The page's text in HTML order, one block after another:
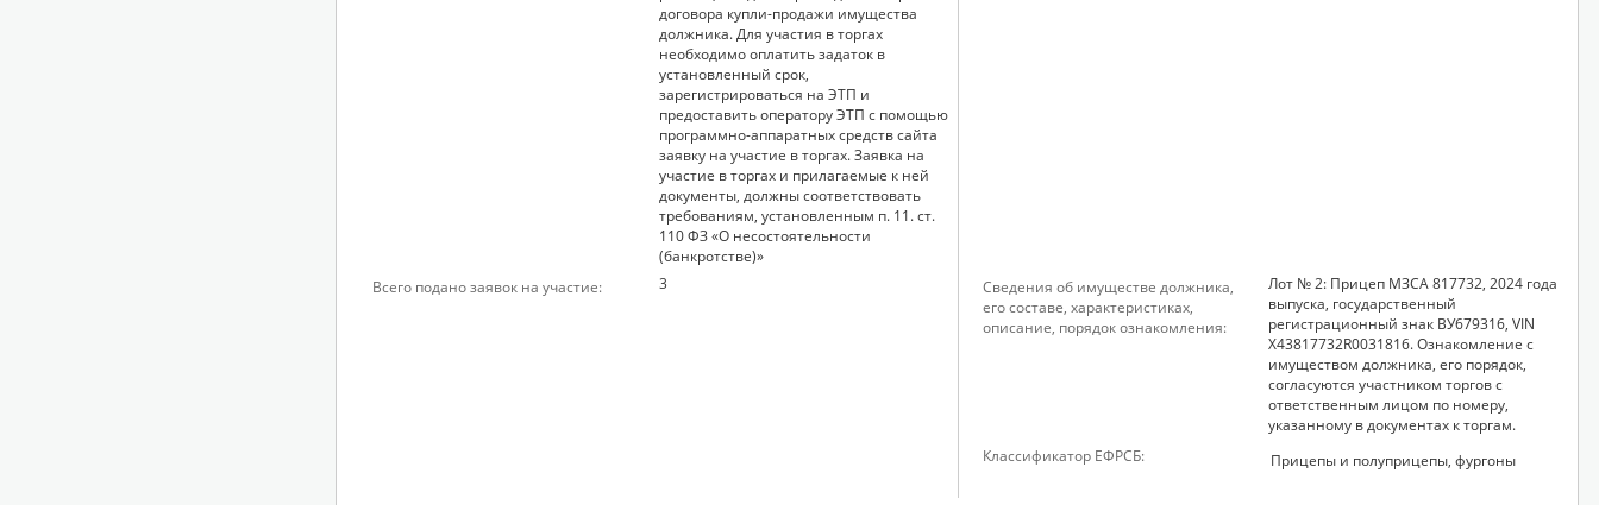
договора купли-продажи имущества
должника. Для участия в торгах
необходимо оплатить задаток в
установленный срок,
зарегистрироваться на ЭТП и
предоставить оператору ЭТП с помощью
программно-аппаратных средств сайта
заявку на участие в торгах. Заявка на
участие в торгах и прилагаемые к ней
документы, должны соответствовать
требованиям, установленным п. 11. ст.
110 ФЗ «О несостоятельности
(банкротстве)»
Всего подано заявок на участие: 3
Сведения об имуществе должника,
его составе, характеристиках,
описание, порядок ознакомления:
Лот № 2: Прицеп МЗСА 817732, 2024 года
выпуска, государственный
регистрационный знак ВУ679316, VIN
X43817732R0031816. Ознакомление с
имуществом должника, его порядок,
согласуются участником торгов с
ответственным лицом по номеру,
указанному в документах к торгам.
Классификатор ЕФРСБ:
Прицепы и полуприцепы, фургоны